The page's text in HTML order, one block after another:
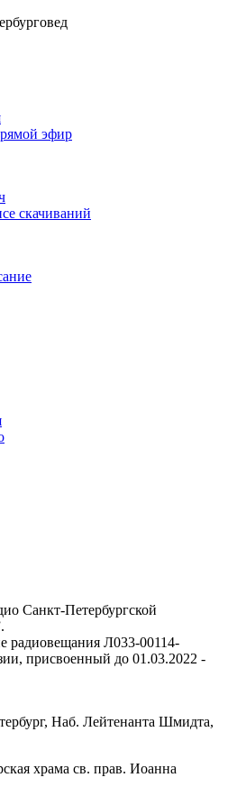
эфир
скачиваний
Санкт-Петербургской
радиовещания Л033-00114-
присвоенный до 01.03.2022 -
Наб. Лейтенанта Шмидта,
храма св. прав. Иоанна